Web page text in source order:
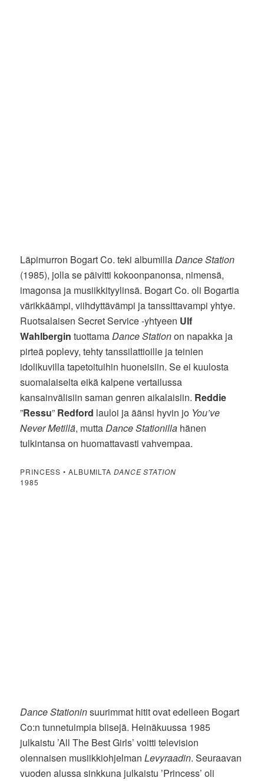
Läpimurron Bogart Co. teki albumillaDance Station
(1985), jolla se päivitti kokoonpanonsa, nimensä,
imagonsa ja musiikkityylinsä. Bogart Co. oli Bogartia
värikkäämpi, viihdyttävämpi ja tanssittavampi yhtye.
Ruotsalaisen Secret Service -yhtyeen Ulf
Wahlbergin tuottamaDance Stationon napakka ja
pirteä poplevy, tehty tanssilattioille ja teinien
idolikuvilla tapetoituihin huoneisiin. Se ei kuulosta
suomalaiselta eikä kalpene vertailussa
kansainvälisiin saman genren aikalaisiin. Reddie
”Ressu” Redford lauloi ja äänsi hyvin jo You’ve
Never Metillä, muttaDance Stationilla hänen
tulkintansa on huomattavasti vahvempaa.
PRINCESS • ALBUMILTA DANCE STATION
1985
Dance Stationinsuurimmat hitit ovat edelleen Bogart
Co:n tunnetuimpia biisejä. Heinäkuussa 1985
julkaistu ’All The Best Girls’ voitti television
olennaisen musiikkiohjelmanLevyraadin. Seuraavan
vuoden alussa sinkkuna julkaistu ’Princess’ oli